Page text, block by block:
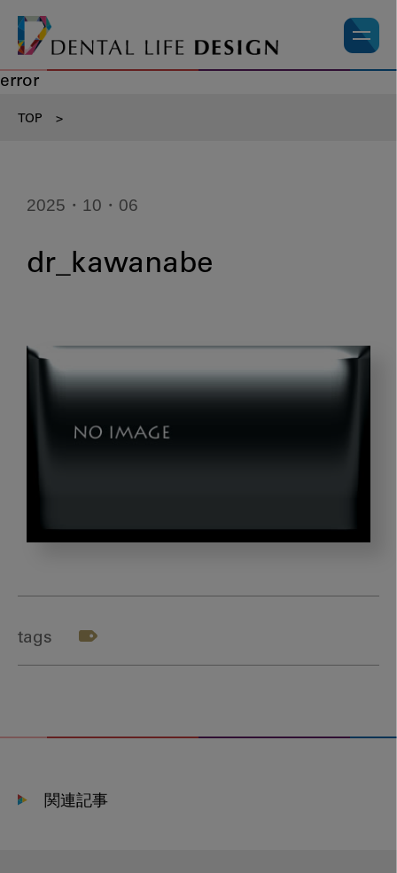
error
TOP >
2025・10・06
dr_kawanabe
tags
関連記事